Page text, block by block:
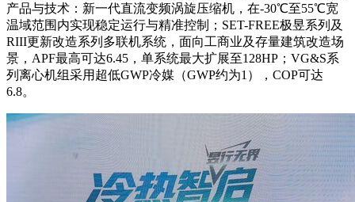
产品与技术：新一代直流变频涡旋压缩机，在-30℃至55℃宽
温域范围内实现稳定运行与精准控制；SET-FREE极昱系列及
RIII更新改造系列多联机系统，面向工商业及存量建筑改造场
景，APF最高可达6.45，单系统最大扩展至128HP；VG&S系
列离心机组采用超低GWP冷媒（GWP约为1），COP可达
6.8。